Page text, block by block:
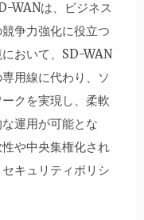
WANは、ビジネス
争力強化に役立つ
おいて、SD-WAN
用線に代わり、ソ
クを実現し、柔軟
運用が可能とな
や中央集権化され
キュリティポリシ